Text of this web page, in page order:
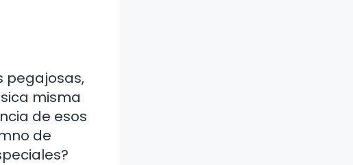
pegajosas,
misma
de esos
de